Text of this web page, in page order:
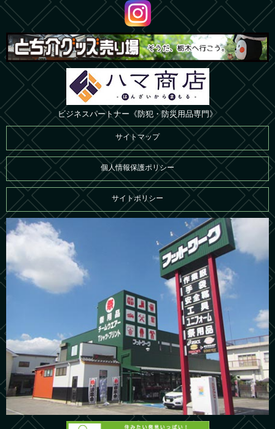
ビジネスパートナー《防犯・防災用品専門》
サイトマップ
個人情報保護ポリシー
サイトポリシー